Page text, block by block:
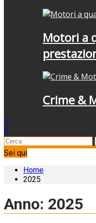
Motori a
Crime &
Sei qui
Home
2025
Anno: 2025